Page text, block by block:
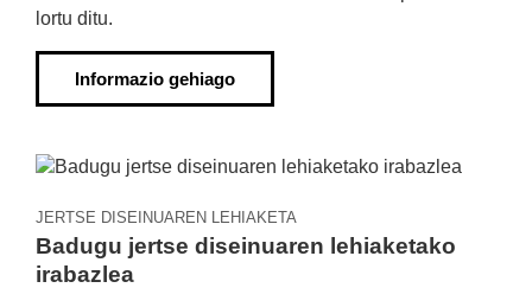
lortu ditu.
Informazio gehiago
JERTSE DISEINUAREN LEHIAKETA
Badugu jertse diseinuaren lehiaketako
irabazlea